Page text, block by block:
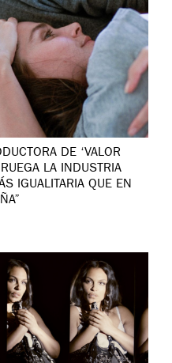
DE ‘VALOR
LA INDUSTRIA
IGUALITARIA QUE EN